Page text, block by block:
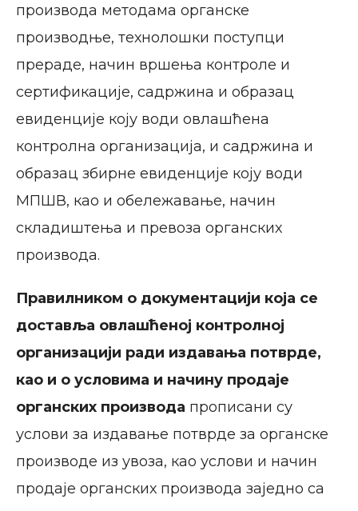
производа методама органске
производње, технолошки поступци
прераде, начин вршења контроле и
сертификације, садржина и образац
евиденције коју води овлашћена
контролна организација, и садржина и
образац збирне евиденције коју води
МПШВ, као и обележавање, начин
складиштења и превоза органских
производа.
Правилником о документацији која се
доставља овлашћеној контролној
организацији ради издавања потврде,
као и о условима и начину продаје
органских производа прописани су
услови за издавање потврде за органске
производе из увоза, као услови и начин
продаје органских производа заједно са